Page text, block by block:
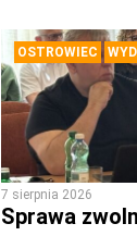
OSTROWIEC
7 sierpnia 2026
Sprawa